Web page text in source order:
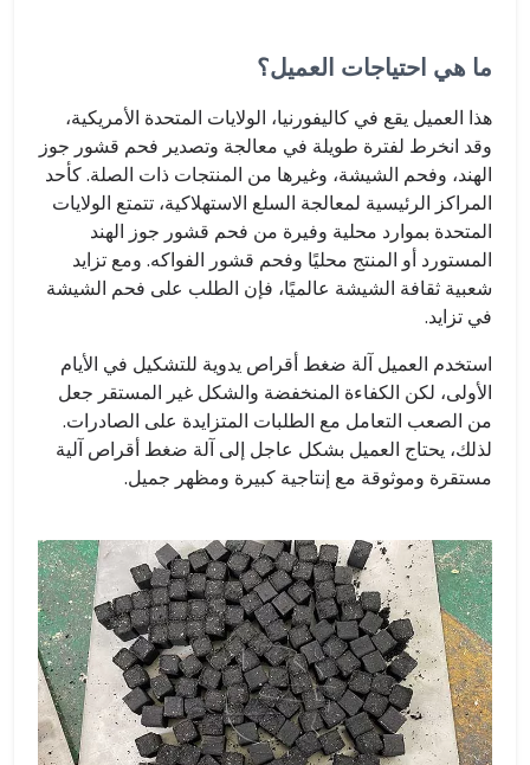
ما هي احتياجات العميل؟
هذا العميل يقع في كاليفورنيا، الولايات المتحدة الأمريكية،
وقد انخرط لفترة طويلة في معالجة وتصدير فحم قشور جوز
الهند، وفحم الشيشة، وغيرها من المنتجات ذات الصلة. كأحد
المراكز الرئيسية لمعالجة السلع الاستهلاكية، تتمتع الولايات
المتحدة بموارد محلية وفيرة من فحم قشور جوز الهند
المستورد أو المنتج محليًا وفحم قشور الفواكه. ومع تزايد
شعبية ثقافة الشيشة عالميًا، فإن الطلب على فحم الشيشة
في تزايد.
استخدم العميل آلة ضغط أقراص يدوية للتشكيل في الأيام
الأولى، لكن الكفاءة المنخفضة والشكل غير المستقر جعل
من الصعب التعامل مع الطلبات المتزايدة على الصادرات.
لذلك، يحتاج العميل بشكل عاجل إلى آلة ضغط أقراص آلية
مستقرة وموثوقة مع إنتاجية كبيرة ومظهر جميل.